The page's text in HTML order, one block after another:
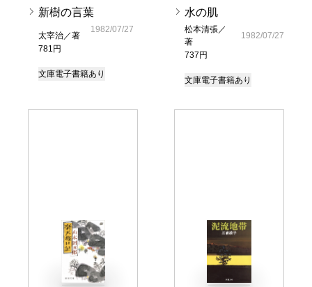
新樹の言葉
太宰治／著
781円
1982/07/27
文庫電子書籍あり
水の肌
松本清張／
著
737円
1982/07/27
文庫電子書籍あり